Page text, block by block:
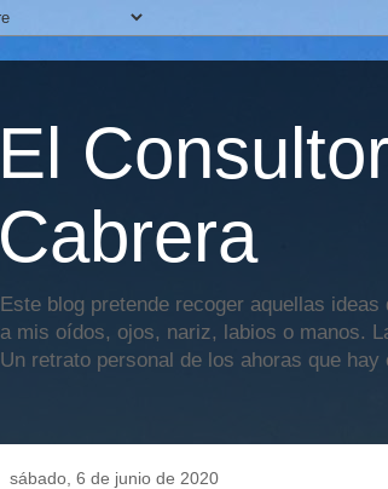
El
Cabrera
Este blog pretende recoger aquellas
a mis oídos, ojos, nariz, labios o manos.
Un retrato personal de los ahoras que
sábado, 6 de junio de 2020